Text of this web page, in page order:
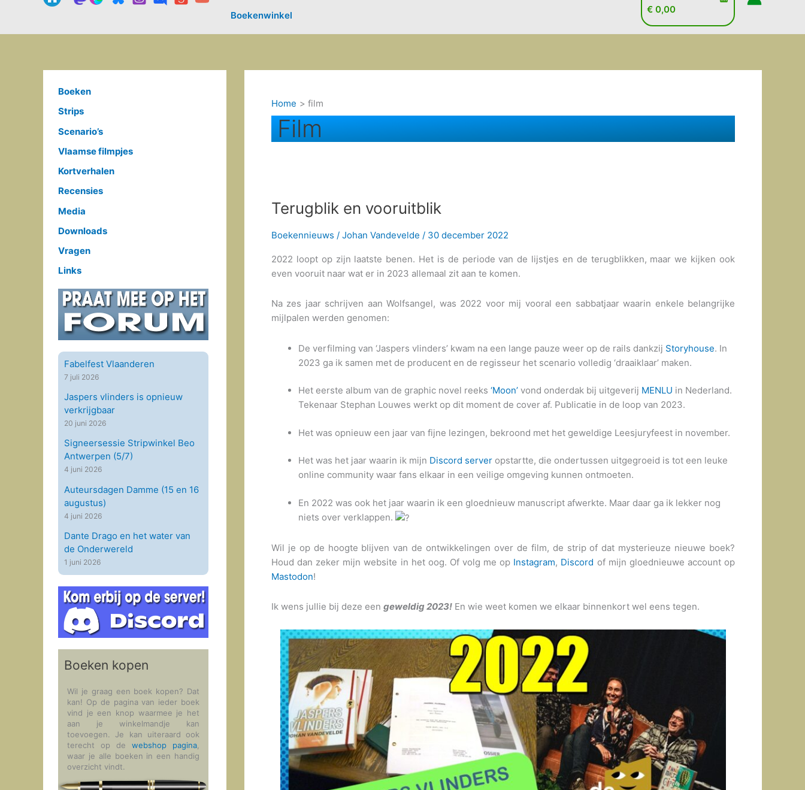
Boekenwinkel
€ 0,00
Boeken
Strips
Scenario’s
Vlaamse filmpjes
Kortverhalen
Recensies
Media
Downloads
Vragen
Links
Fabelfest Vlaanderen
7 juli 2026
Jaspers vlinders is opnieuw
verkrijgbaar
20 juni 2026
Signeersessie Stripwinkel Beo
Antwerpen (5/7)
4 juni 2026
Auteursdagen Damme (15 en 16
augustus)
4 juni 2026
Dante Drago en het water van
de Onderwereld
1 juni 2026
Boeken kopen
Wil je graag een boek kopen? Dat
kan! Op de pagina van ieder boek
vind je een knop waarmee je het
aan je winkelmandje kan
toevoegen. Je kan uiteraard ook
terecht op de webshop pagina,
waar je alle boeken in een handig
overzicht vindt.
Home film
Film
Terugblik en vooruitblik
Boekennieuws / Johan Vandevelde / 30 december 2022
2022 loopt op zijn laatste benen. Het is de periode van de lijstjes en de terugblikken, maar we kijken ook
even vooruit naar wat er in 2023 allemaal zit aan te komen.
Na zes jaar schrijven aan Wolfsangel, was 2022 voor mij vooral een sabbatjaar waarin enkele belangrijke
mijlpalen werden genomen:
De verfilming van ‘Jaspers vlinders’ kwam na een lange pauze weer op de rails dankzij Storyhouse. In
2023 ga ik samen met de producent en de regisseur het scenario volledig ‘draaiklaar’ maken.
Het eerste album van de graphic novel reeks ‘Moon’ vond onderdak bij uitgeverij MENLU in Nederland.
Tekenaar Stephan Louwes werkt op dit moment de cover af. Publicatie in de loop van 2023.
Het was opnieuw een jaar van fijne lezingen, bekroond met het geweldige Leesjuryfeest in november.
Het was het jaar waarin ik mijn Discord server opstartte, die ondertussen uitgegroeid is tot een leuke
online community waar fans elkaar in een veilige omgeving kunnen ontmoeten.
En 2022 was ook het jaar waarin ik een gloednieuw manuscript afwerkte. Maar daar ga ik lekker nog
niets over verklappen.
Wil je op de hoogte blijven van de ontwikkelingen over de film, de strip of dat mysterieuze nieuwe boek?
Houd dan zeker mijn website in het oog. Of volg me op Instagram, Discord of mijn gloednieuwe account op
Mastodon!
Ik wens jullie bij deze een geweldig 2023! En wie weet komen we elkaar binnenkort wel eens tegen.